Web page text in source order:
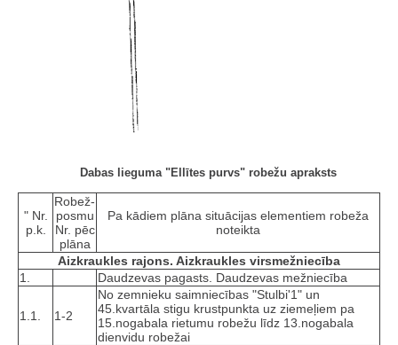
Dabas lieguma "Ellītes purvs" robežu apraksts
" Nr.
p.k.
Robež­
posmu
Nr. pēc
plāna
Pa kādiem plāna situācijas elementiem robeža
noteikta
Aizkraukles rajons. Aizkraukles virsmežniecība
1.
Daudzevas pagasts. Daudzevas mežniecība
1.1. 1-2
No zemnieku saimniecības "Stulbi'1" un
45.kvartāla stigu krustpunkta uz ziemeļiem pa
15.nogabala rietumu robežu līdz 13.nogabala
dienvidu robežai